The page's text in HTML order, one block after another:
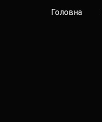
Головна